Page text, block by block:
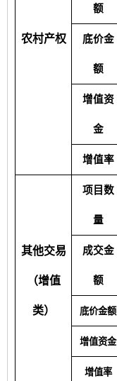
农村产权
额
底价金
额
增值资
金
增值率
其他交易
（增值
类）
项目数
量
成交金
额
底价金额
增值资金
增值率